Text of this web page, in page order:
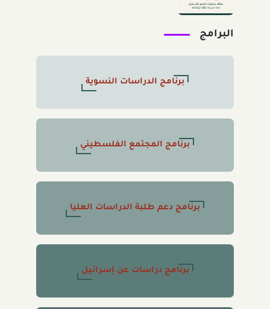
البرامج
برنامج الدراسات النسوية
برنامج المجتمع الفلسطيني
برنامج دعم طلبة الدراسات العليا
برنامج دراسات عن إسرائيل